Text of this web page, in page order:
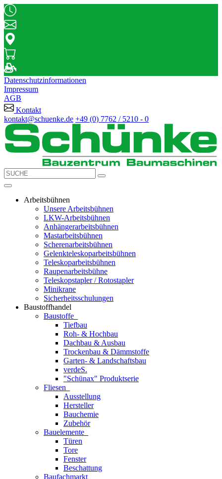
Datenschutzinformationen
Impressum
AGB
Kontakt
kontakt@schuenke.de +49 (0) 7762 / 5210 - 0
Arbeitsbühnen
Unsere Arbeitsbühnen
LKW-Arbeitsbühnen
Anhängerarbeitsbühnen
Mastarbeitsbühnen
Scherenarbeitsbühnen
Gelenkteleskoparbeitsbühnen
Teleskoparbeitsbühnen
Raupenarbeitsbühne
Teleskopstapler / Rotostapler
Minikrane
Sicherheitsschulungen
Baustoffhandel
Baustoffe
Tiefbau
Roh- & Hochbau
Dachbau & Ausbau
Trockenbau & Dämmstoffe
Garten- & Landschaftsbau
verdeS.
"Schünax" Produktserie
Fliesen
Ausstellung
Hersteller
Bauchemie
Zubehör
Bauelemente
Türen
Tore
Fenster
Beschattung
Baufachmarkt